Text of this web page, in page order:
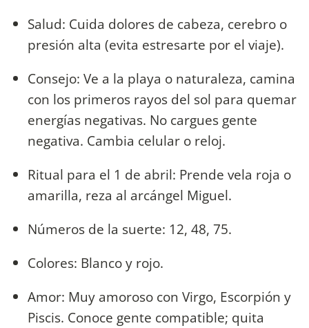
Salud: Cuida dolores de cabeza, cerebro o
presión alta (evita estresarte por el viaje).
Consejo: Ve a la playa o naturaleza, camina
con los primeros rayos del sol para quemar
energías negativas. No cargues gente
negativa. Cambia celular o reloj.
Ritual para el 1 de abril: Prende vela roja o
amarilla, reza al arcángel Miguel.
Números de la suerte: 12, 48, 75.
Colores: Blanco y rojo.
Amor: Muy amoroso con Virgo, Escorpión y
Piscis. Conoce gente compatible; quita